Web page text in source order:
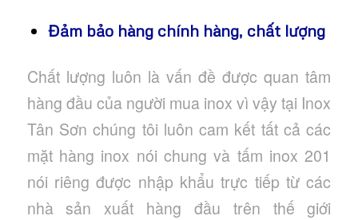
Đảm bảo hàng chính hàng, chất lượng
Chất lượng luôn là vấn đề được quan tâm
hàng đầu của người mua inox vì vậy tại Inox
Tân Sơn chúng tôi luôn cam kết tất cả các
mặt hàng inox nói chung và tấm inox 201
nói riêng được nhập khẩu trực tiếp từ các
nhà sản xuất hàng đầu trên thế giới